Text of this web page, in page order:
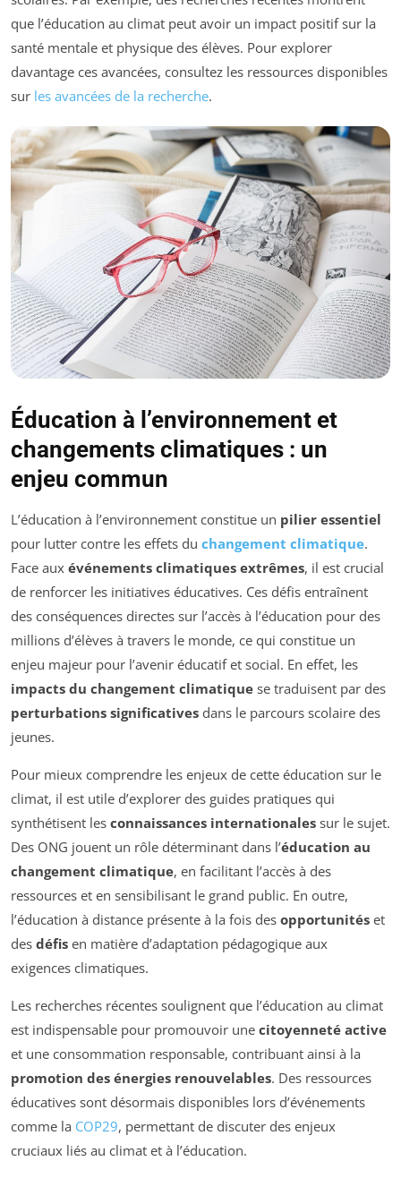
que l’éducation au climat peut avoir un impact positif sur la
santé mentale et physique des élèves. Pour explorer
davantage ces avancées, consultez les ressources disponibles
sur les avancées de la recherche.
Éducation à l’environnement et
changements climatiques : un
enjeu commun
L’éducation à l’environnement constitue un pilier essentiel
pour lutter contre les effets du changement climatique.
Face aux événements climatiques extrêmes, il est crucial
de renforcer les initiatives éducatives. Ces défis entraînent
des conséquences directes sur l’accès à l’éducation pour des
millions d’élèves à travers le monde, ce qui constitue un
enjeu majeur pour l’avenir éducatif et social. En effet, les
impacts du changement climatique se traduisent par des
perturbations significatives dans le parcours scolaire des
jeunes.
Pour mieux comprendre les enjeux de cette éducation sur le
climat, il est utile d’explorer des guides pratiques qui
synthétisent les connaissances internationales sur le sujet.
Des ONG jouent un rôle déterminant dans l’éducation au
changement climatique, en facilitant l’accès à des
ressources et en sensibilisant le grand public. En outre,
l’éducation à distance présente à la fois des opportunités et
des défis en matière d’adaptation pédagogique aux
exigences climatiques.
Les recherches récentes soulignent que l’éducation au climat
est indispensable pour promouvoir une citoyenneté active
et une consommation responsable, contribuant ainsi à la
promotion des énergies renouvelables. Des ressources
éducatives sont désormais disponibles lors d’événements
comme la COP29, permettant de discuter des enjeux
cruciaux liés au climat et à l’éducation.